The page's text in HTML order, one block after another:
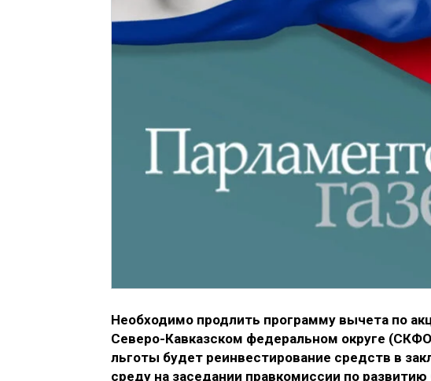
Необходимо продлить программу вычета по
Северо-Кавказском федеральном округе
льготы будет реинвестирование средств в
среду на заседании правкомиссии по